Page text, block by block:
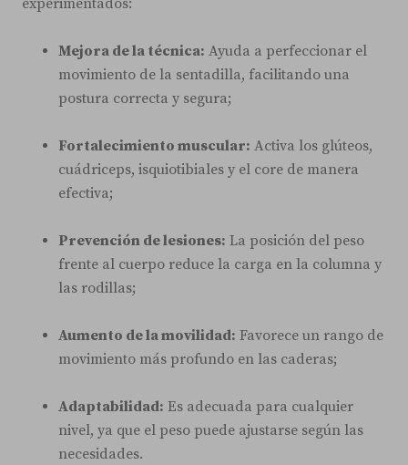
experimentados:
Mejora de la técnica: Ayuda a perfeccionar el
movimiento de la sentadilla, facilitando una
postura correcta y segura;
Fortalecimiento muscular: Activa los glúteos,
cuádriceps, isquiotibiales y el core de manera
efectiva;
Prevención de lesiones: La posición del peso
frente al cuerpo reduce la carga en la columna y
las rodillas;
Aumento de la movilidad: Favorece un rango de
movimiento más profundo en las caderas;
Adaptabilidad: Es adecuada para cualquier
nivel, ya que el peso puede ajustarse según las
necesidades.